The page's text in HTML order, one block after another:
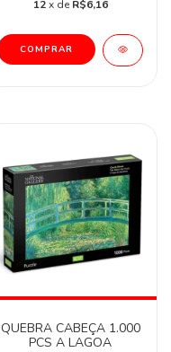
12 x de R$6,16
QUEBRA CABEÇA 1.000
PCS A LAGOA